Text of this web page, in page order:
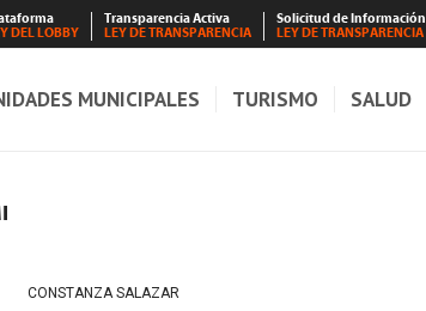
DEL LOBBY
Transparencia Activa
LEY DE TRANSPARENCIA
Solicitud de Información
LEY DE TRANSPARENCIA
MUNICIPALES TURISMO SALUD
CONSTANZA SALAZAR